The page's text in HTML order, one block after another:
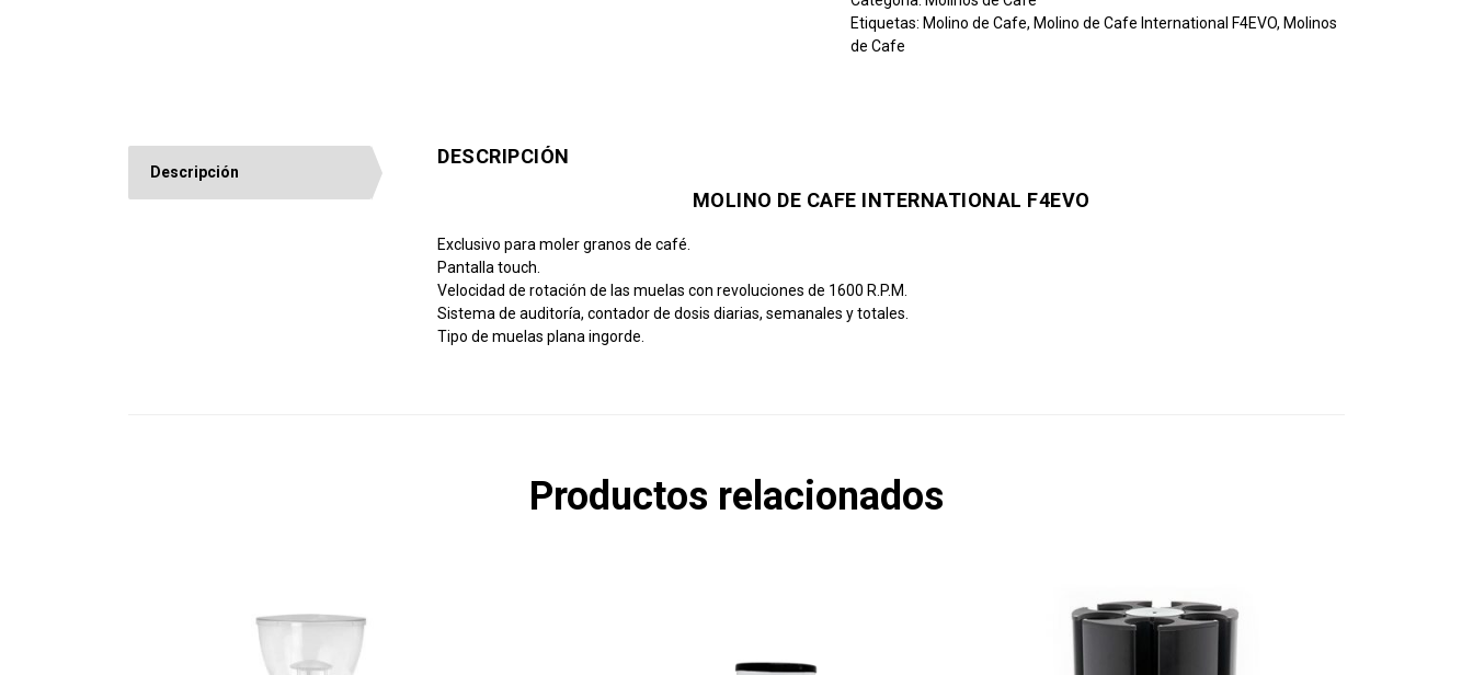
Etiquetas: Molino de Cafe, Molino de Cafe International F4EVO, Molinos
de Cafe
Descripción
DESCRIPCIÓN
MOLINO DE CAFE INTERNATIONAL F4EVO
Exclusivo para moler granos de café.
Pantalla touch.
Velocidad de rotación de las muelas con revoluciones de 1600 R.P.M.
Sistema de auditoría, contador de dosis diarias, semanales y totales.
Tipo de muelas plana ingorde.
Productos relacionados